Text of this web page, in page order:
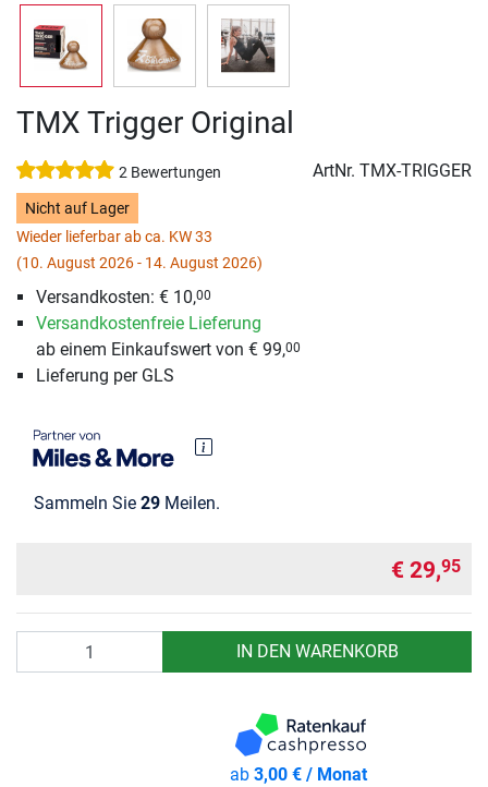
TMX Trigger Original
2 Bewertungen ArtNr. TMX-TRIGGER
Nicht auf Lager
Wieder lieferbar ab ca. KW 33
(10. August 2026 - 14. August 2026)
Versandkosten: € 10,00
Versandkostenfreie Lieferung
ab einem Einkaufswert von € 99,00
Lieferung per GLS
Sammeln Sie 29 Meilen.
€ 29,95
IN DEN WARENKORB
ab3,00 € / Monat